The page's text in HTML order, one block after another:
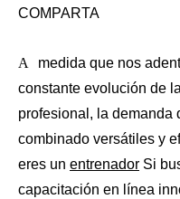
COMPARTA
A medida que nos adentramos en el panorama en
constante evolución de
profesional, la demanda
combinado versátiles y
eres un entrenador Si
capacitación en línea